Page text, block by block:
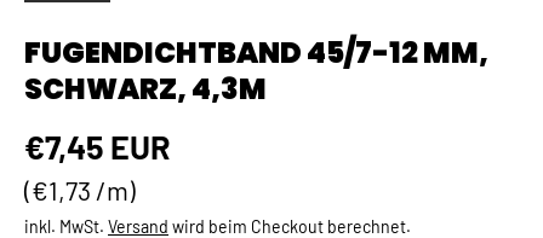
FUGENDICHTBAND 45/7-12 MM,
SCHWARZ, 4,3M
Normaler Preis
€7,45 EUR
Grundpreis
€1,73 /m
inkl. MwSt. Versand wird beim Checkout berechnet.